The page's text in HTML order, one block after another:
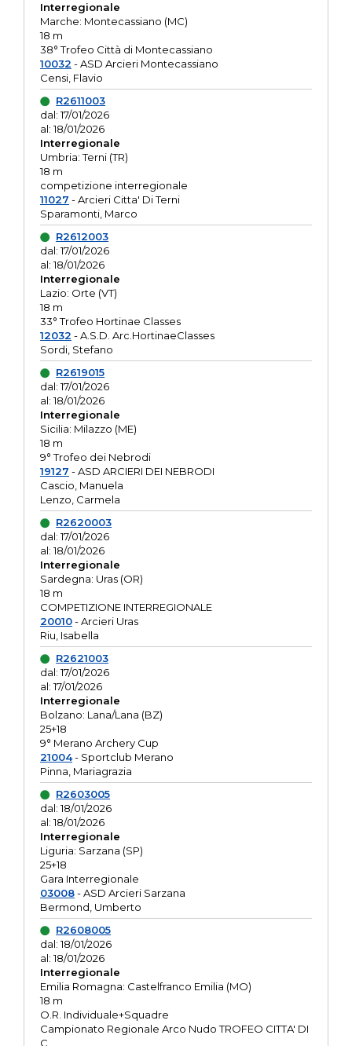
Interregionale
Marche: Montecassiano (MC)
18 m
38° Trofeo Città di Montecassiano
10032 - ASD Arcieri Montecassiano
Censi, Flavio
R2611003
dal: 17/01/2026
al: 18/01/2026
Interregionale
Umbria: Terni (TR)
18 m
competizione interregionale
11027 - Arcieri Citta' Di Terni
Sparamonti, Marco
R2612003
dal: 17/01/2026
al: 18/01/2026
Interregionale
Lazio: Orte (VT)
18 m
33° Trofeo Hortinae Classes
12032 - A.S.D. Arc.HortinaeClasses
Sordi, Stefano
R2619015
dal: 17/01/2026
al: 18/01/2026
Interregionale
Sicilia: Milazzo (ME)
18 m
9° Trofeo dei Nebrodi
19127 - ASD ARCIERI DEI NEBRODI
Cascio, Manuela
Lenzo, Carmela
R2620003
dal: 17/01/2026
al: 18/01/2026
Interregionale
Sardegna: Uras (OR)
18 m
COMPETIZIONE INTERREGIONALE
20010- Arcieri Uras
Riu, Isabella
R2621003
dal: 17/01/2026
al: 17/01/2026
Interregionale
Bolzano: Lana/Lana (BZ)
25+18
9° Merano Archery Cup
21004- Sportclub Merano
Pinna, Mariagrazia
R2603005
dal: 18/01/2026
al: 18/01/2026
Interregionale
Liguria: Sarzana (SP)
25+18
Gara Interregionale
03008- ASD Arcieri Sarzana
Bermond, Umberto
R2608005
dal: 18/01/2026
al: 18/01/2026
Interregionale
Emilia Romagna: Castelfranco Emilia (MO)
18 m
O.R. Individuale+Squadre
Campionato Regionale Arco Nudo TROFEO CITTA' DI
C